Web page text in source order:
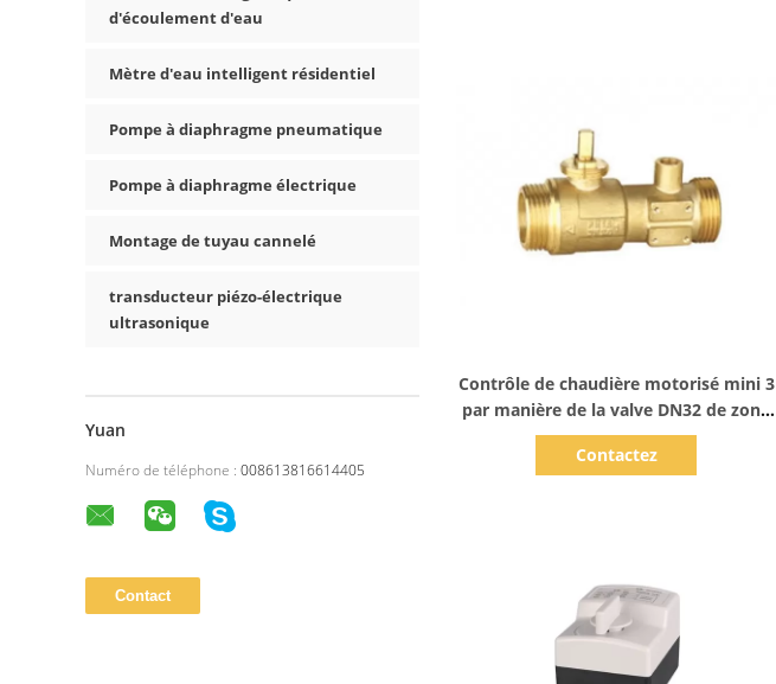
d'écoulement d'eau
Mètre d'eau intelligent résidentiel
Pompe à diaphragme pneumatique
Pompe à diaphragme électrique
Montage de tuyau cannelé
transducteur piézo-électrique
ultrasonique
Yuan
Numéro de téléphone : 008613816614405
Contrôle de chaudière motorisé mini 3
par manière de la valve DN32 de zone
de chauffage central
Contactez